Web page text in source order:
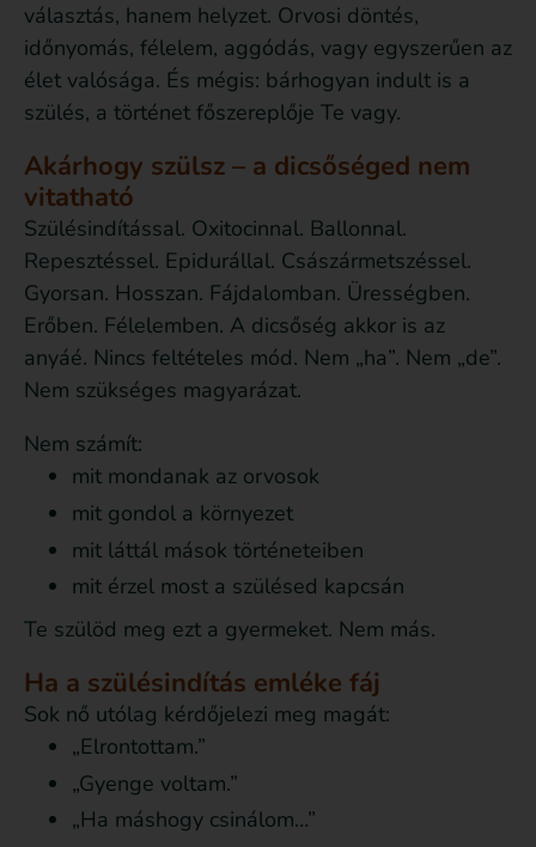
választás, hanem helyzet. Orvosi döntés,
időnyomás, félelem, aggódás, vagy egyszerűen az
élet valósága. És mégis: bárhogyan indult is a
szülés, a történet főszereplője Te vagy.
Akárhogy szülsz – a dicsőséged nem
vitatható
Szülésindítással. Oxitocinnal. Ballonnal.
Repesztéssel. Epidurállal. Császármetszéssel.
Gyorsan. Hosszan. Fájdalomban. Ürességben.
Erőben. Félelemben. A dicsőség akkor is az
anyáé. Nincs feltételes mód. Nem „ha”. Nem „de”.
Nem szükséges magyarázat.
Nem számít:
mit mondanak az orvosok
mit gondol a környezet
mit láttál mások történeteiben
mit érzel most a szülésed kapcsán
Te szülöd meg ezt a gyermeket. Nem más.
Ha a szülésindítás emléke fáj
Sok nő utólag kérdőjelezi meg magát:
„Elrontottam.”
„Gyenge voltam.”
„Ha máshogy csinálom…”